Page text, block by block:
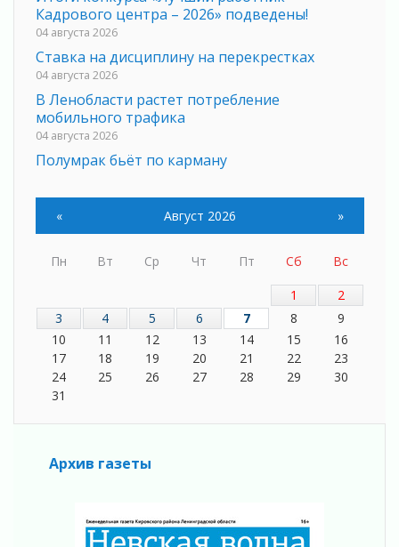
Кадрового центра – 2026» подведены!
04 августа 2026
Ставка на дисциплину на перекрестках
04 августа 2026
В Ленобласти растет потребление
мобильного трафика
04 августа 2026
Полумрак бьёт по карману
Вниманию автомобилистов!
04 августа 2026
04 августа 2026
04 августа 2026
Никакого принуждения, только письменное
согласие
04 августа 2026
Без риска для здоровья и кошелька
Что делать со сбережениями
Награды нашли строителей
03 августа 2026
« Август 2026 »
Пн Вт Ср Чт Пт Сб
Вс
1
2
3
4 5 6 7 8
9
10
11 12 13 14 15
16
17
18 19 20 21 22
23
24
25 26 27 28 29
30
31
Архив газеты